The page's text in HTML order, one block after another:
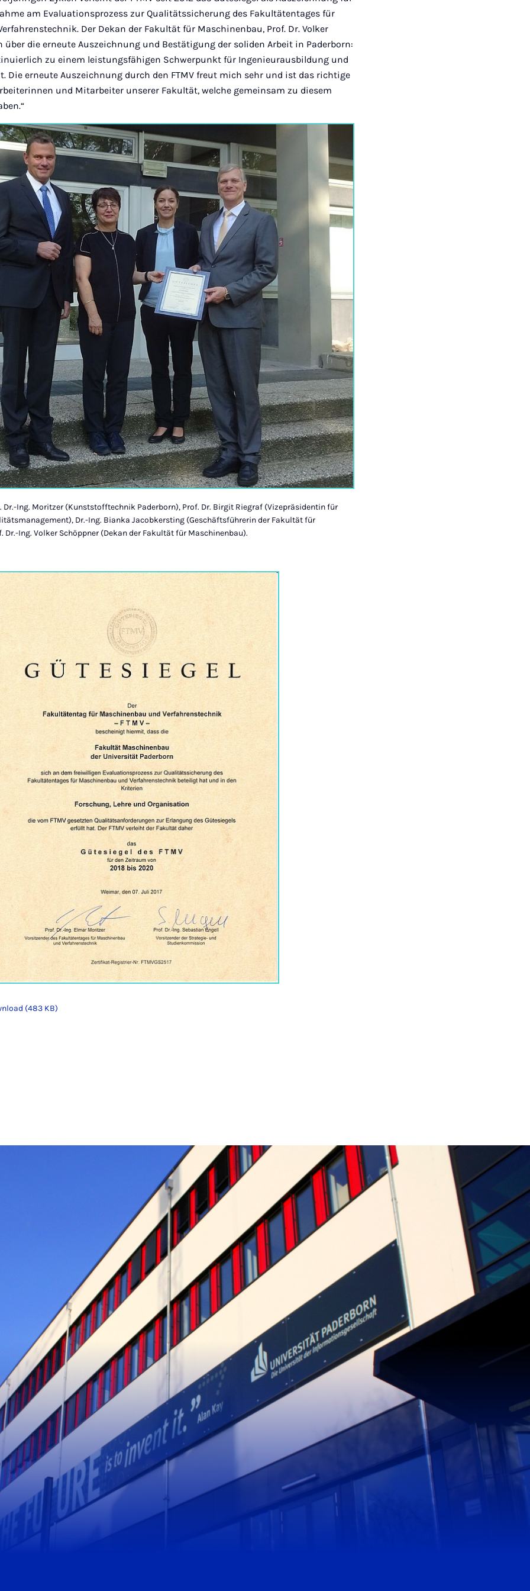
am Evaluationsprozess zur Qualitätssicherung des Fakultätentages für
Der Dekan der Fakultät für Maschinenbau, Prof. Dr. Volker
über die erneute Auszeichnung und Bestätigung der soliden Arbeit in Paderborn:
zu einem leistungsfähigen Schwerpunkt für Ingenieurausbildung und
Die erneute Auszeichnung durch den FTMV freut mich sehr und ist das richtige
und Mitarbeiter unserer Fakultät, welche gemeinsam zu diesem
Dr.-Ing. Moritzer (Kunststofftechnik Paderborn), Prof. Dr. Birgit Riegraf (Vizepräsidentin für
Dr.-Ing. Bianka Jacobkersting (Geschäftsführerin der Fakultät für
Dr.-Ing. Volker Schöppner (Dekan der Fakultät für Maschinenbau).
(483 KB)